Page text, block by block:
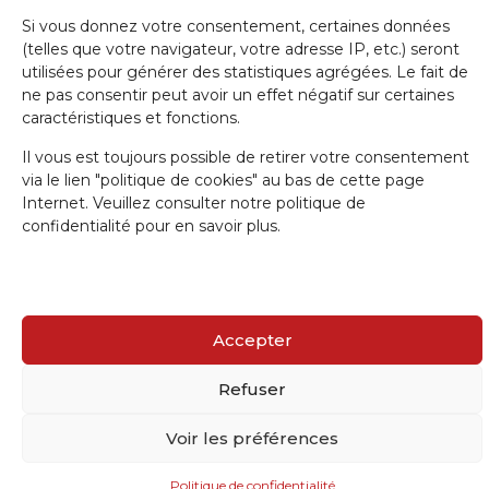
Si vous donnez votre consentement, certaines données
(telles que votre navigateur, votre adresse IP, etc.) seront
utilisées pour générer des statistiques agrégées. Le fait de
ne pas consentir peut avoir un effet négatif sur certaines
caractéristiques et fonctions.
Il vous est toujours possible de retirer votre consentement
via le lien "politique de cookies" au bas de cette page
Internet. Veuillez consulter notre politique de
confidentialité pour en savoir plus.
Accepter
Refuser
Voir les préférences
Politique de confidentialité
IRW-CGSP 2024 / Responsable: Patrick Lebrun, Rue de Namur 47 –
5000 BEEZ / Webmaster :